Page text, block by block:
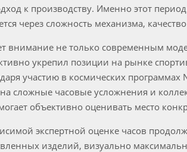
к производству. Именно этот
через сложность механизма,
внимание не только современным
укрепил позиции на рынке
участию в космических
сложные часовые усложнения и
объективно оценивать место
экспертной оценке часов
изделий, визуально